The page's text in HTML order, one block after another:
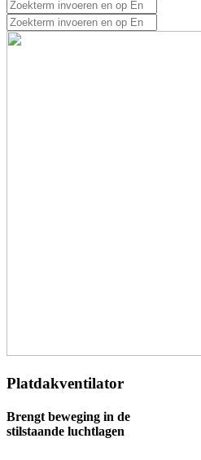
Platdakventilator
Brengt beweging in de
stilstaande luchtlagen